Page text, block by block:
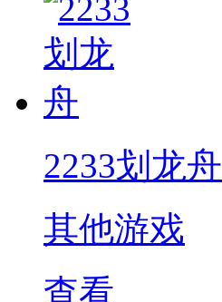
2233划龙舟
其他游戏
查看